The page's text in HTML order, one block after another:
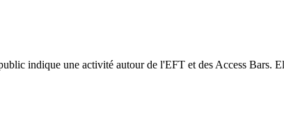
indique une activité autour de l'EFT et des Access Bars.